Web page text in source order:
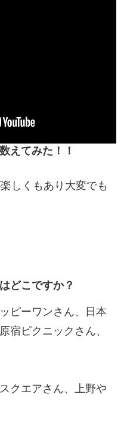
えてみた！！
しくもあり大変でも
どこですか？
ピーワンさん、日本
宿ピクニックさん、
クエアさん、上野や